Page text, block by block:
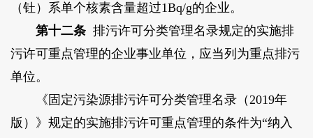
（钍）系单个核素含量超过1Bq/g的企业。
第十二条排污许可分类管理名录规定的实施排
污许可重点管理的企业事业单位，应当列为重点排污
单位。
《固定污染源排污许可分类管理名录（2019年
版）》规定的实施排污许可重点管理的条件为“纳入